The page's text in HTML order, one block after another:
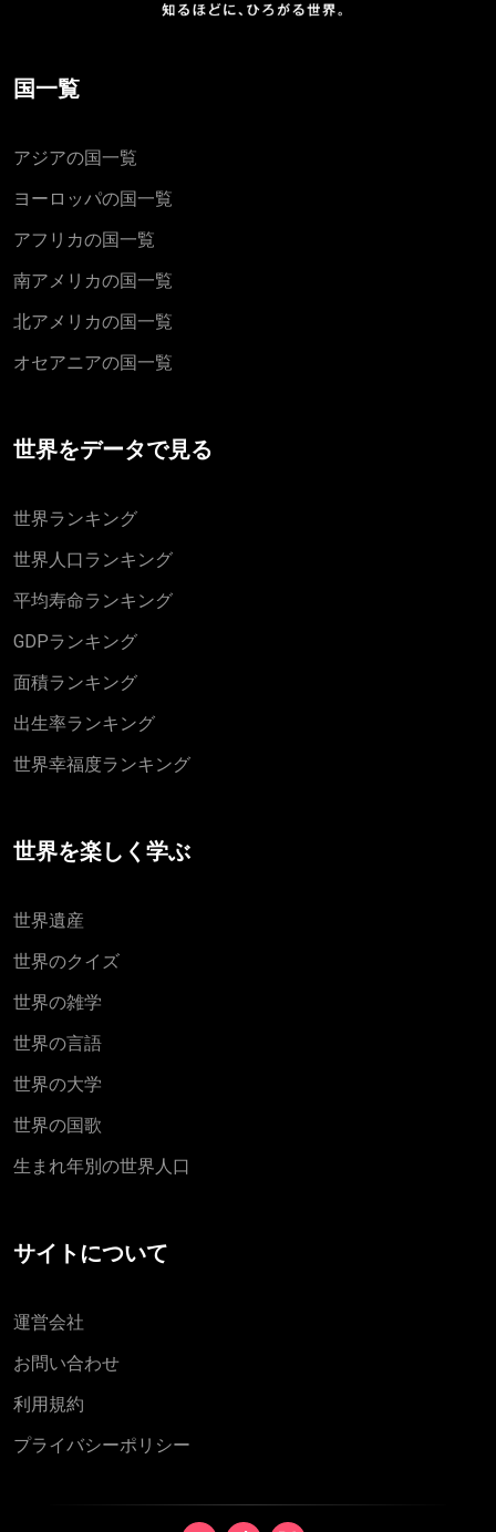
国一覧
アジアの国一覧
ヨーロッパの国一覧
アフリカの国一覧
南アメリカの国一覧
北アメリカの国一覧
オセアニアの国一覧
世界をデータで見る
世界ランキング
世界人口ランキング
平均寿命ランキング
GDPランキング
面積ランキング
出生率ランキング
世界幸福度ランキング
世界を楽しく学ぶ
世界遺産
世界のクイズ
世界の雑学
世界の言語
世界の大学
世界の国歌
生まれ年別の世界人口
サイトについて
運営会社
お問い合わせ
利用規約
プライバシーポリシー